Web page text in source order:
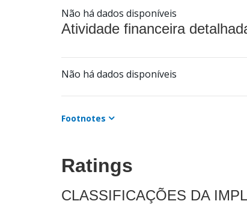
Não há dados disponíveis
Atividade financeira
Não há dados disponíveis
Footnotes
Ratings
CLASSIFICAÇÕES DA